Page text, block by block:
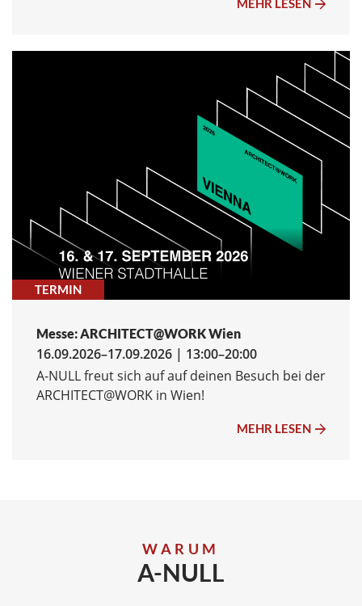
MEHR LESEN
TERMIN
Messe: ARCHITECT@WORK Wien
16.09.2026–17.09.2026 | 13:00–20:00
A-NULL freut sich auf auf deinen Besuch bei der
ARCHITECT@WORK in Wien!
MEHR LESEN
WARUM
A-NULL